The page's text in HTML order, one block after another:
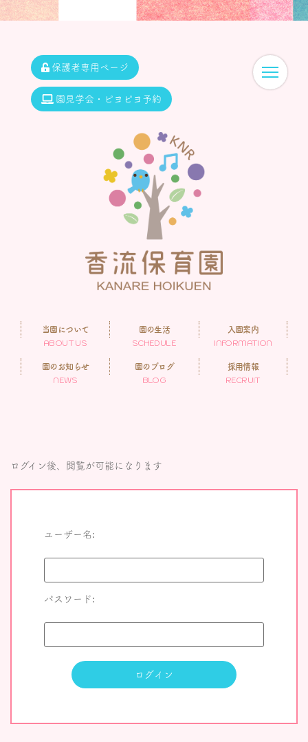
保護者専用ページ
園見学会・ピヨピヨ予約
当園について
ABOUT US
園の生活
SCHEDULE
入園案内
INFORMATION
園のお知らせ
NEWS
園のブログ
BLOG
採用情報
RECRUIT
ログイン後、閲覧が可能になります
ユーザー名:
パスワード: